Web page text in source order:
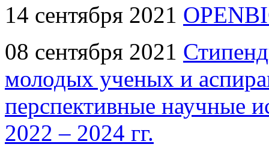
14 сентября 2021
08 сентября 2021
молодых ученых и
перспективные научные
2022 – 2024 гг.